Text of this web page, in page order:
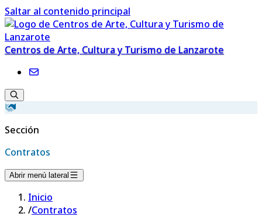
Saltar al contenido principal
Centros de Arte, Cultura y Turismo de Lanzarote
Sección
Contratos
Abrir menú lateral
Inicio
/Contratos